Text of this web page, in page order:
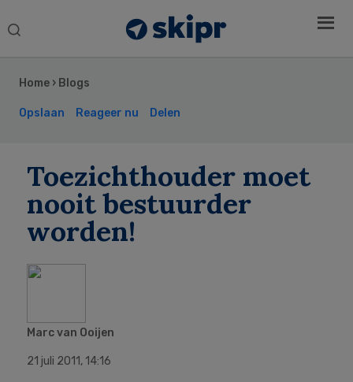
Search
Home › Blogs
Opslaan Reageer nu Delen
Toezichthouder moet
nooit bestuurder
worden!
Marc van Ooijen
21 juli 2011, 14:16
Sidebar